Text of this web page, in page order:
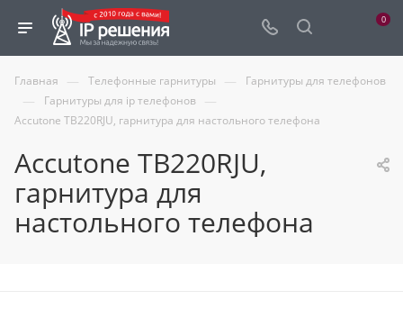
0
Главная — Телефонные гарнитуры — Гарнитуры для телефонов
— Гарнитуры для ip телефонов —
Accutone TB220RJU, гарнитура для настольного телефона
Accutone TB220RJU,
гарнитура для
настольного телефона